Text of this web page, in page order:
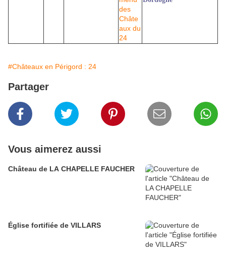
#Châteaux en Périgord : 24
Partager
Vous aimerez aussi
Château de LA CHAPELLE FAUCHER
Église fortifiée de VILLARS